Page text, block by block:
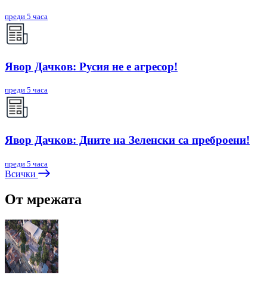
преди 5 часа
Явор Дачков: Русия не е агресор!
преди 5 часа
Явор Дачков: Дните на Зеленски са преброени!
преди 5 часа
Всички
От мрежата